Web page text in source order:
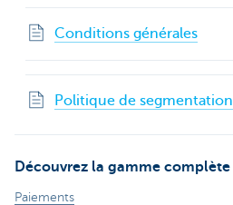
Conditions générales
Politique de segmentation
Découvrez la gamme complète
Paiements